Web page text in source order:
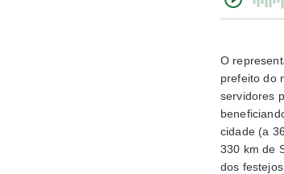
O
prefeito do
servidores
cidade (a
330 km de
dos